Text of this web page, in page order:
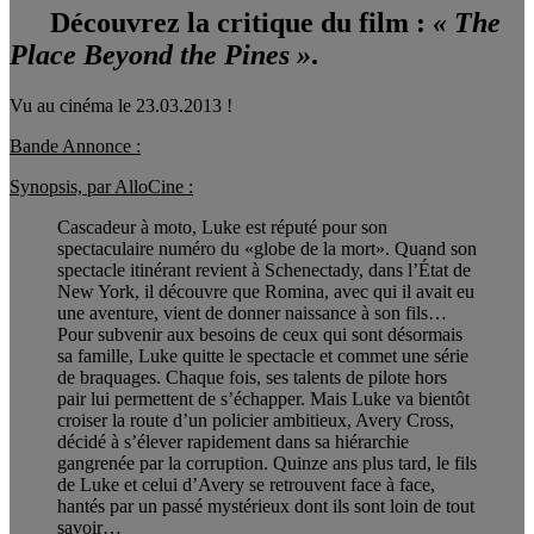
Découvrez la critique du film : « The
Place Beyond the Pines ».
Vu au cinéma le 23.03.2013 !
Bande Annonce :
Synopsis, par AlloCine :
Cascadeur à moto, Luke est réputé pour son
spectaculaire numéro du «globe de la mort». Quand son
spectacle itinérant revient à Schenectady, dans l’État de
New York, il découvre que Romina, avec qui il avait eu
une aventure, vient de donner naissance à son fils…
Pour subvenir aux besoins de ceux qui sont désormais
sa famille, Luke quitte le spectacle et commet une série
de braquages. Chaque fois, ses talents de pilote hors
pair lui permettent de s’échapper. Mais Luke va bientôt
croiser la route d’un policier ambitieux, Avery Cross,
décidé à s’élever rapidement dans sa hiérarchie
gangrenée par la corruption. Quinze ans plus tard, le fils
de Luke et celui d’Avery se retrouvent face à face,
hantés par un passé mystérieux dont ils sont loin de tout
savoir…